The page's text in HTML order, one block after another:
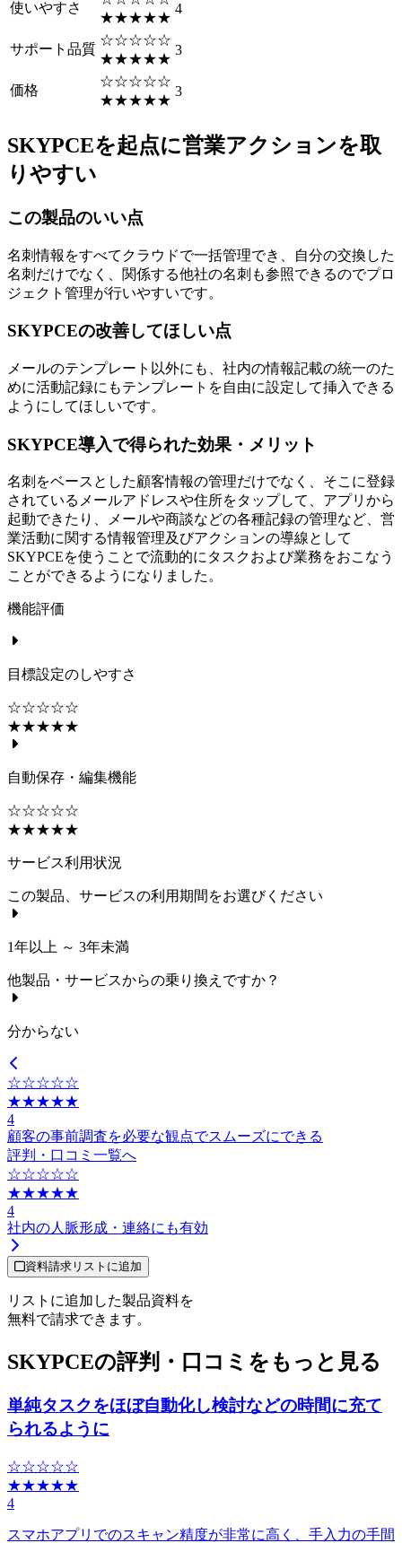
使いやすさ
★★★★★
4
サポート品質
☆☆☆☆☆
★★★★★
3
価格
☆☆☆☆☆
★★★★★
3
SKYPCEを起点に営業アクションを取
りやすい
この製品のいい点
名刺情報をすべてクラウドで一括管理でき、自分の交換した
名刺だけでなく、関係する他社の名刺も参照できるのでプロ
ジェクト管理が行いやすいです。
SKYPCEの改善してほしい点
メールのテンプレート以外にも、社内の情報記載の統一のた
めに活動記録にもテンプレートを自由に設定して挿入できる
ようにしてほしいです。
SKYPCE導入で得られた効果・メリット
名刺をベースとした顧客情報の管理だけでなく、そこに登録
されているメールアドレスや住所をタップして、アプリから
起動できたり、メールや商談などの各種記録の管理など、営
業活動に関する情報管理及びアクションの導線として
SKYPCEを使うことで流動的にタスクおよび業務をおこなう
ことができるようになりました。
機能評価
目標設定のしやすさ
☆☆☆☆☆
★★★★★
自動保存・編集機能
☆☆☆☆☆
★★★★★
サービス利用状況
この製品、サービスの利用期間をお選びください
1年以上 ～ 3年未満
他製品・サービスからの乗り換えですか？
分からない
☆☆☆☆☆
★★★★★
4
顧客の事前調査を必要な観点でスムーズにできる
評判・口コミ一覧へ
☆☆☆☆☆
★★★★★
4
社内の人脈形成・連絡にも有効
資料請求リストに追加
リストに追加した製品資料を
無料で請求できます。
SKYPCEの評判・口コミをもっと見る
単純タスクをほぼ自動化し検討などの時間に充て
られるように
☆☆☆☆☆
★★★★★
4
スマホアプリでのスキャン精度が非常に高く、手入力の手間